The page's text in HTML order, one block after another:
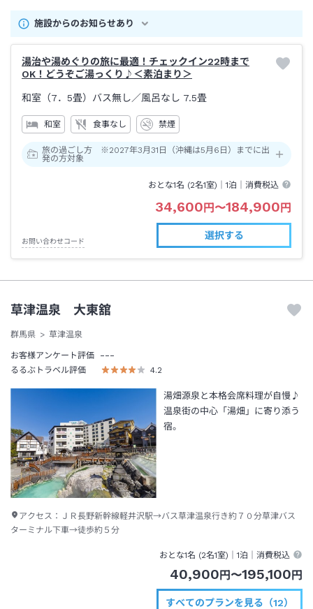
施設からのお知らせあり
湯治や湯めぐりの旅に最適！チェックイン22時まで
OK！どうぞご湯っくり♪＜素泊まり＞
和室（7．5畳）バス無し／風呂なし 7.5畳
和室 食事なし 禁煙
旅の過ごし方 ※2027年3月31日（沖縄は5月6日）までに出
発の方対象
おとな1名 (2名1室)｜1泊 ｜消費税込
34,600円〜184,900円
お問い合わせコード
選択する
草津温泉 大東舘
群馬県 草津温泉
お客様アンケート評価 ---
るるぶトラベル評価 4.2
湯畑源泉と本格会席料理が自慢♪
温泉街の中心「湯畑」に寄り添う
宿。
アクセス： ＪＲ長野新幹線軽井沢駅→バス草津温泉行き約７０分草津バス
ターミナル下車→徒歩約５分
おとな1名 (2名1室)｜1泊 ｜消費税込
40,900円〜195,100円
すべてのプランを見る（12）